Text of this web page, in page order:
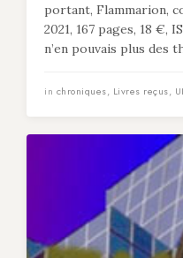
portant, Flammarion,
2021, 167 pages, 18 €,
n’en pouvais plus des
in chroniques, Livres reçus,